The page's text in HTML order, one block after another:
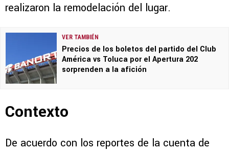
realizaron la remodelación del lugar.
VER TAMBIÉN
Precios de los boletos del partido del Club
América vs Toluca por el Apertura 202
sorprenden a la afición
Contexto
De acuerdo con los reportes de la cuenta de